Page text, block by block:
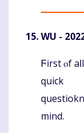
WU -
Ϝirst ⲟf
quick
mind.